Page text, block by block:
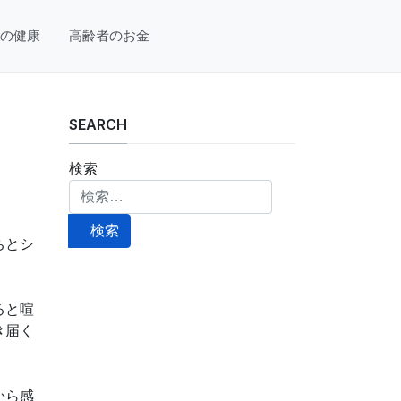
健康 高齢者のお金
とシ
と喧
く
ら感
SEARCH
検索
検索